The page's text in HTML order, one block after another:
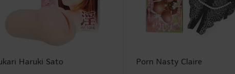
Haruki Sato Porn Nasty Claire